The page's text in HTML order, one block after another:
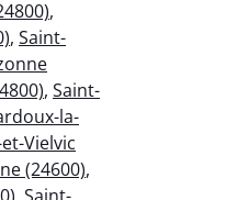
,
, Saint-
, Saint-
la-
Vielvic
(24600),